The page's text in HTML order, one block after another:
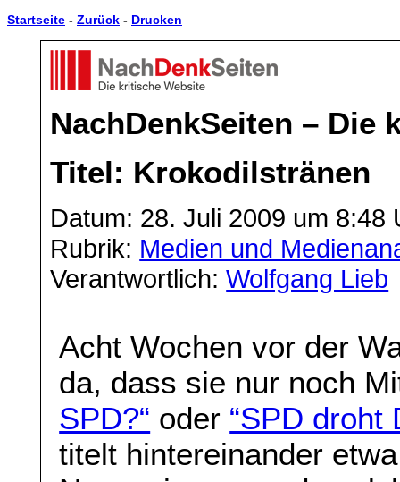
Startseite - Zurück - Drucken
NachDenkSeiten – Die
Titel: Krokodilstränen
Datum: 28. Juli 2009 um 8:48
Rubrik: Medien und
Verantwortlich:Wolfgang Lieb
Acht Wochen vor der
da, dass sie nur noch
SPD?“ oder “SPD droht
titelt hintereinander